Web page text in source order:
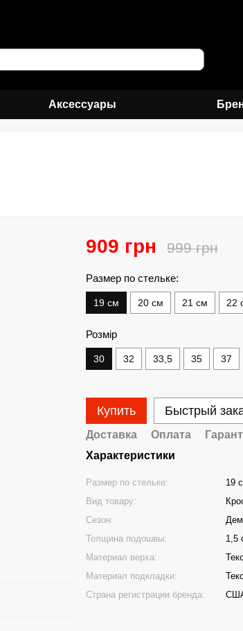
Аксессуары
909 грн 999 грн
Размер по стельке:
19 см 20 см 21 см 22
Розмір
30 32 33,5 35 37
Купить Быстрый
Доставка Оплата
Характеристики
Размер по стельке:
19
Вид товару:
Сезон:
Толщина подошвы:
1,5
Материал верха:
Материал подкладки:
Страна регистрации бренда: